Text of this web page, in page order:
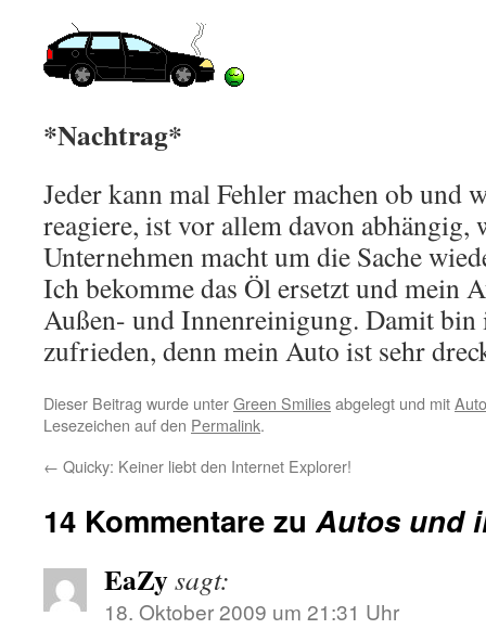
*Nachtrag*
Jeder kann mal Fehler machen ob und
reagiere, ist vor allem davon abhängig,
Unternehmen macht um die Sache
Ich bekomme das Öl ersetzt und mein
Außen- und Innenreinigung. Damit bin
zufrieden, denn mein Auto ist sehr
Dieser Beitrag wurde unterGreen Smiliesabgelegt und mitAuto
Lesezeichen auf den Permalink.
← Quicky: Keiner liebt den Internet Explorer!
14 Kommentare zuAutos und
EaZysagt:
18. Oktober 2009 um 21:31 Uhr